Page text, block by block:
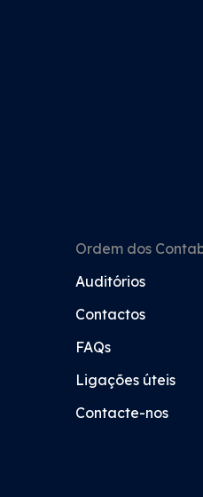
Ordem dos
Auditórios
Contactos
FAQs
Ligações úteis
Contacte-nos